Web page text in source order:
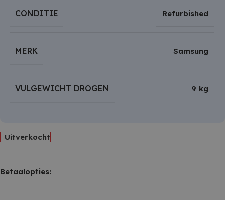
CONDITIE Refurbished
MERK Samsung
VULGEWICHT DROGEN 9 kg
Uitverkocht
Betaalopties: